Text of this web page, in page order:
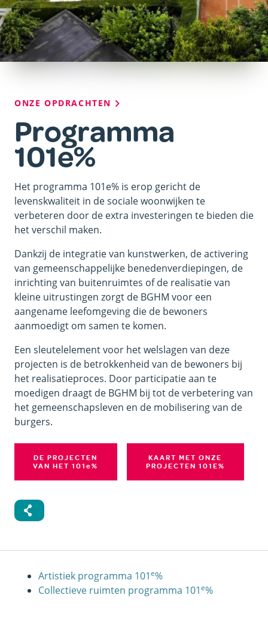
Kruimelpad
ONZE OPDRACHTEN
Programma
101e%
Het programma 101e% is erop gericht de
levenskwaliteit in de sociale woonwijken te
verbeteren door de extra investeringen te bieden die
het verschil maken.
Dankzij de integratie van kunstwerken, de activering
van gemeenschappelijke benedenverdiepingen, de
inrichting van buitenruimtes of de realisatie van
kleine uitrustingen zorgt de BGHM voor een
aangename leefomgeving die de bewoners
aanmoedigt om samen te komen.
Een sleutelelement voor het welslagen van deze
projecten is de betrokkenheid van de bewoners bij
het realisatieproces. Door participatie aan te
moedigen draagt de BGHM bij tot de verbetering van
het gemeenschapsleven en de mobilisering van de
burgers.
DE PROJECTEN
VAN HET 101e%
KAART MET ONZE
PROJECTEN 101E%
Artistiek programma 101e%
Collectieve ruimten programma 101e%